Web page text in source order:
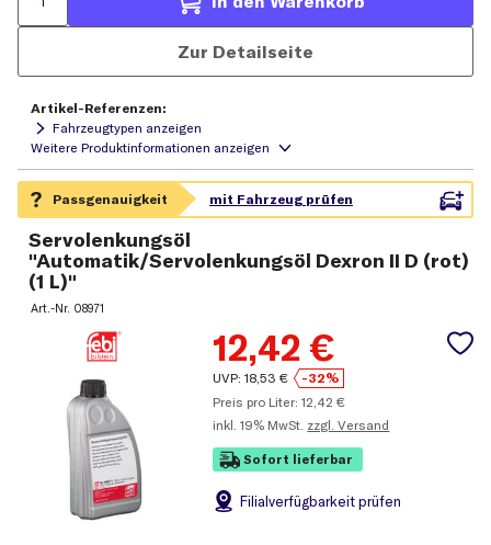
Zur Detailseite
Artikel-Referenzen:
Fahrzeugtypen anzeigen
Servolenkungsöl
"Automatik/Servolenkungsöl Dexron II D (rot)
(1 L)"
Art.-Nr. 08971
12,42 €
UVP:18,53 €
-32%
Preis pro Liter:12,42 €
inkl. 19% MwSt. zzgl. Versand
Sofort lieferbar
Filialverfügbarkeit prüfen